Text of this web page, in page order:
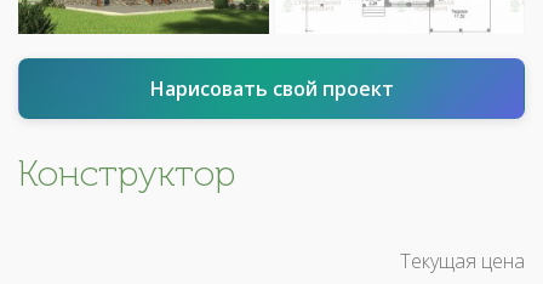
Нарисовать свой проект
Конструктор
Текущая цена